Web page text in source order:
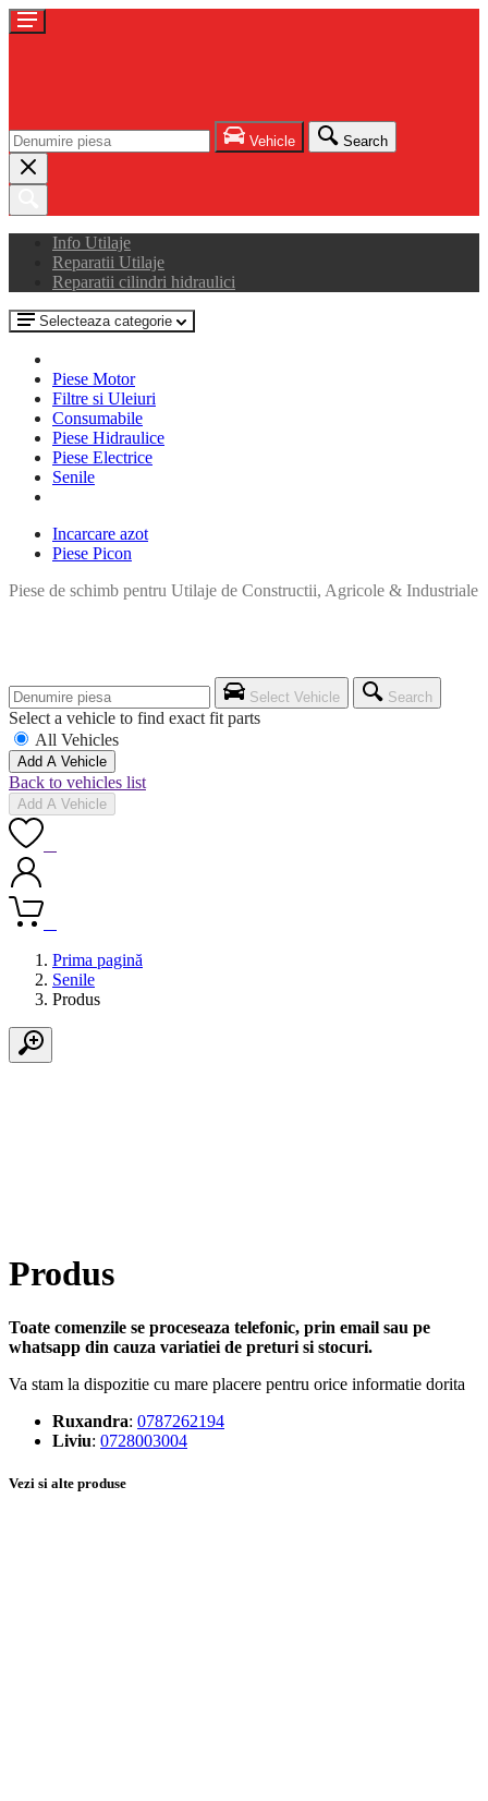
Vehicle Search
Info Utilaje
Reparatii Utilaje
Reparatii cilindri hidraulici
Selecteaza categorie
Piese Motor
Filtre si Uleiuri
Consumabile
Piese Hidraulice
Piese Electrice
Senile
Incarcare azot
Piese Picon
Piese de schimb pentru Utilaje de Constructii, Agricole & Industriale
Select Vehicle Search
Select a vehicle to find exact fit parts
All Vehicles
Add A Vehicle
Back to vehicles list
Add A Vehicle
Prima pagină
Senile
Produs
Produs
Toate comenzile se proceseaza telefonic, prin email sau pe
whatsapp din cauza variatiei de preturi si stocuri.
Va stam la dispozitie cu mare placere pentru orice informatie dorita
Ruxandra: 0787262194
Liviu: 0728003004
Vezi si alte produse